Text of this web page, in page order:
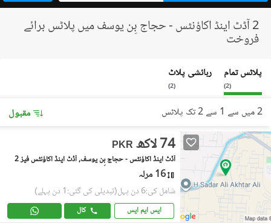
2 آڈٹ اینڈ اکاؤنٹس - حجاج بِن یوسف میں پلاٹس برائے
فروخت
پلاٹس تمام
(
2
)
رہائشی پلاٹ
(
2
)
2 میں سے 1 سے 2 تک پلاٹس
مقبول
PKR
74 لاکھ
آڈٹ اینڈ اکاؤنٹس - حجاج بِن یوسف, آڈٹ اینڈ اکاؤنٹس فیز 2
16 مرلہ
شامل کی:6 دن پہل (تبدیلی کی گئی:1 دن پہلے)
ایس ایم ایس کال